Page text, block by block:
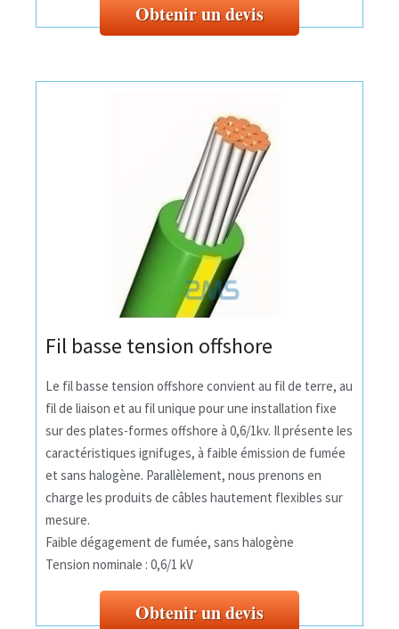
Obtenir un devis
Fil basse tension offshore
Le fil basse tension offshore convient au fil de terre, au
fil de liaison et au fil unique pour une installation fixe
sur des plates-formes offshore à 0,6/1kv. Il présente les
caractéristiques ignifuges, à faible émission de fumée
et sans halogène. Parallèlement, nous prenons en
charge les produits de câbles hautement flexibles sur
mesure.
Faible dégagement de fumée, sans halogène
Tension nominale : 0,6/1 kV
Obtenir un devis